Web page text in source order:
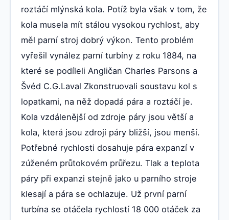
roztáčí mlýnská kola. Potíž byla však v tom, že
kola musela mít stálou vysokou rychlost, aby
měl parní stroj dobrý výkon. Tento problém
vyřešil vynález parní turbíny z roku 1884, na
které se podíleli Angličan Charles Parsons a
Švéd C.G.Laval Zkonstruovali soustavu kol s
lopatkami, na něž dopadá pára a roztáčí je.
Kola vzdálenější od zdroje páry jsou větší a
kola, která jsou zdroji páry bližší, jsou menší.
Potřebné rychlosti dosahuje pára expanzí v
zúženém průtokovém průřezu. Tlak a teplota
páry při expanzi stejně jako u parního stroje
klesají a pára se ochlazuje. Už první parní
turbína se otáčela rychlostí 18 000 otáček za